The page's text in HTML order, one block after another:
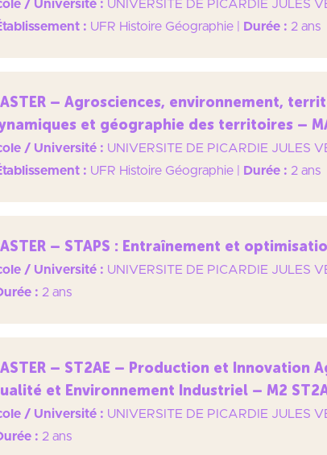
/ Université : UNIVERSITE DE PICARDIE JULES
: UFR Histoire Géographie Durée : 2 ans
– Agrosciences, environnement,
et géographie des territoires –
/ Université : UNIVERSITE DE PICARDIE JULES
: UFR Histoire Géographie Durée : 2 ans
– STAPS : Entraînement et
/ Université : UNIVERSITE DE PICARDIE JULES
: 2 ans
– ST2AE – Production et Innovation
et Environnement Industriel – M2
/ Université : UNIVERSITE DE PICARDIE JULES
: 2 ans